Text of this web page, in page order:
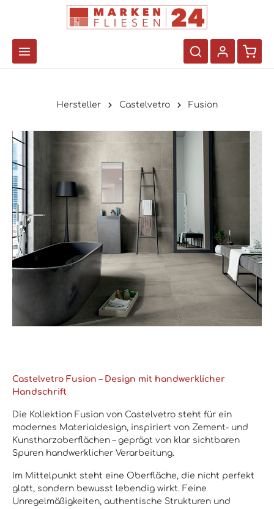
Hersteller Castelvetro Fusion
Castelvetro Fusion – Design mit handwerklicher
Handschrift
Die Kollektion Fusion von Castelvetro steht für ein
modernes Materialdesign, inspiriert von Zement- und
Kunstharzoberflächen – geprägt von klar sichtbaren
Spuren handwerklicher Verarbeitung.
Im Mittelpunkt steht eine Oberfläche, die nicht perfekt
glatt, sondern bewusst lebendig wirkt. Feine
Unregelmäßigkeiten, authentische Strukturen und